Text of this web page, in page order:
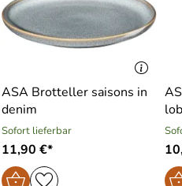
ASA Brotteller saisons in
denim
Sofort lieferbar
11,90 €*